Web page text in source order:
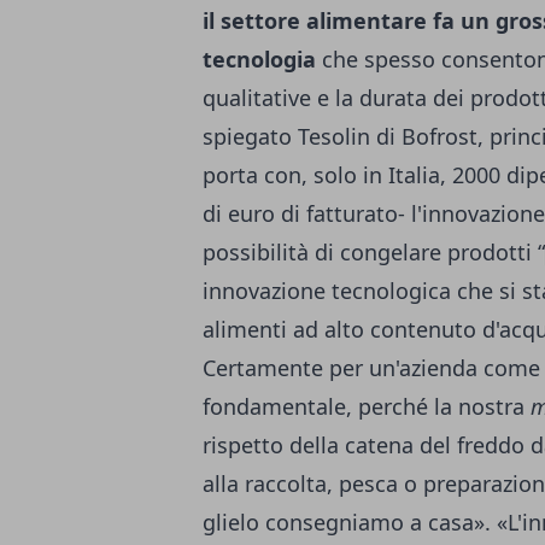
il settore alimentare fa un
tecnologia che spesso
qualitative e la durata dei
spiegato Tesolin di Bofrost,
porta con, solo in Italia, 2000
di euro di fatturato-
possibilità di congelare prodotti
innovazione tecnologica che si
alimenti ad alto contenuto
Certamente per un'azienda
fondamentale, perché la nostra
rispetto della catena del freddo
alla raccolta, pesca o
glielo consegniamo a casa».